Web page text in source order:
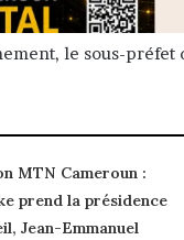
le sous-
MTN Cameroun :
prend la présidence
Jean-Emmanuel